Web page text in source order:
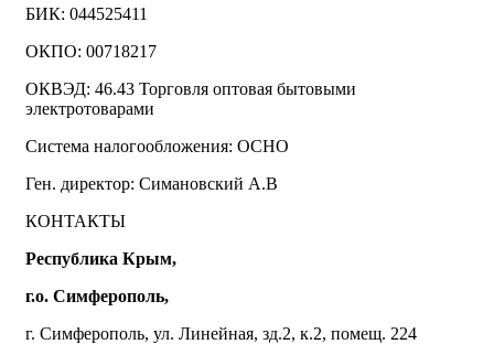
БИК: 044525411
ОКПО: 00718217
ОКВЭД: 46.43 Торговля оптовая бытовыми
электротоварами
Система налогообложения: ОСНО
Ген. директор: Симановский А.В
КОНТАКТЫ
Республика Крым,
г.о. Симферополь,
г. Симферополь, ул. Линейная, зд.2, к.2, помещ. 224